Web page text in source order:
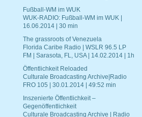
Fußball-WM im WUK
WUK-RADIO: Fußball-WM im WUK |
16.06.2014 | 30 min
The grassroots of Venezuela
Florida Caribe Radio | WSLR 96.5 LP
FM | Sarasota, FL, USA | 14.02.2014 | 1h
Öffentlichkeit Reloaded
Culturale Broadcasting Archive|Radio
FRO 105 | 30.01.2014 | 49:52 min
Inszenierte Öffentlichkeit –
Gegenöffentlichkeit
Culturale Broadcasting Archive | Radio